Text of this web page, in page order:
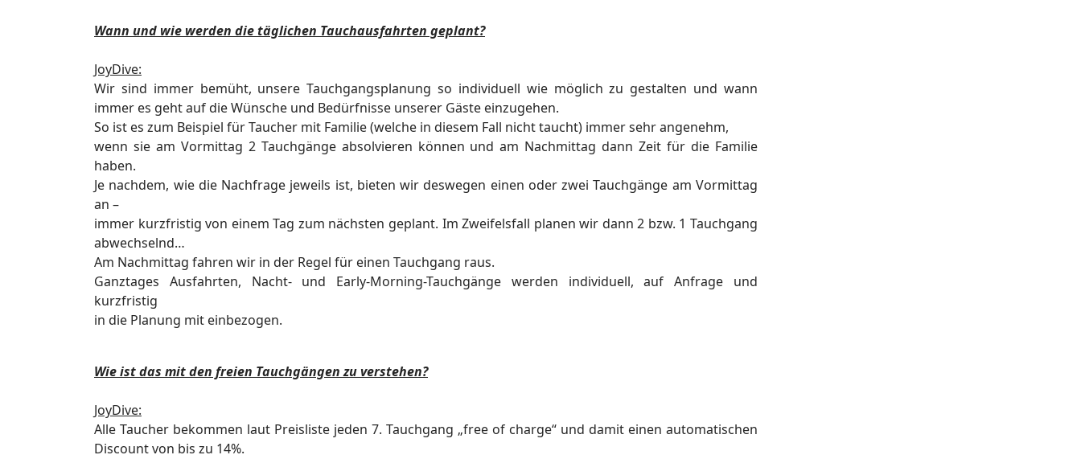
Wann und wie werden die täglichen Tauchausfahrten geplant?
JoyDive:
Wir sind immer bemüht, unsere Tauchgangsplanung so individuell wie möglich zu gestalten und wann
immer es geht auf die Wünsche und Bedürfnisse unserer Gäste einzugehen.
So ist es zum Beispiel für Taucher mit Familie (welche in diesem Fall nichttaucht) immer sehr angenehm,
wenn sie am Vormittag 2 Tauchgänge absolvieren können und am Nachmittag dann Zeit für die Familie
haben.
Je nachdem, wie die Nachfrage jeweils ist, bieten wir deswegen einen oderzwei Tauchgänge am Vormittag
an –
immer kurzfristig von einem Tag zum nächsten geplant. Im Zweifelsfall planen wir dann 2 bzw. 1 Tauchgang
abwechselnd…
Am Nachmittag fahren wir in der Regel für einen Tauchgang raus.
Ganztages Ausfahrten, Nacht- und Early-Morning-Tauchgänge werden individuell, auf Anfrage und
kurzfristig
in die Planung mit einbezogen.
Wie ist das mit den freien Tauchgängen zu verstehen?
JoyDive:
Alle Taucher bekommen laut Preisliste jeden 7. Tauchgang „free of charge“ und damit einen automatischen
Discount von bis zu 14%.